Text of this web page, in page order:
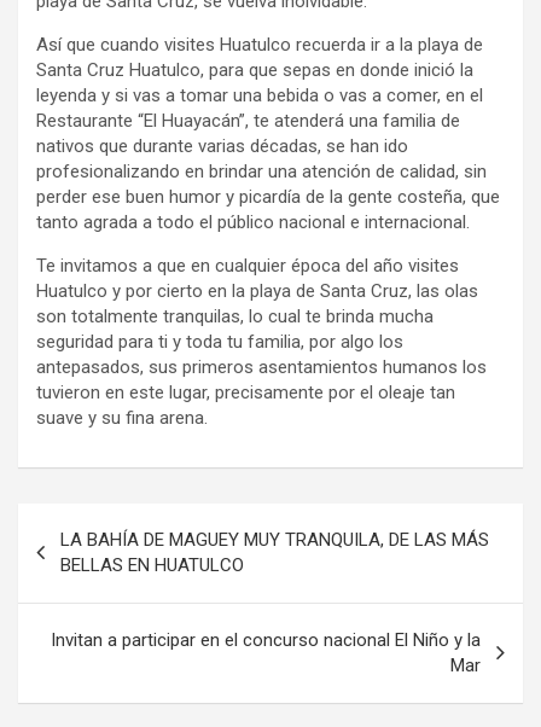
Así que cuando visites Huatulco recuerda ir a la playa de
Santa Cruz Huatulco, para que sepas en donde inició la
leyenda y si vas a tomar una bebida o vas a comer, en el
Restaurante “El Huayacán”, te atenderá una familia de
nativos que durante varias décadas, se han ido
profesionalizando en brindar una atención de calidad, sin
perder ese buen humor y picardía de la gente costeña, que
tanto agrada a todo el público nacional e internacional.
Te invitamos a que en cualquier época del año visites
Huatulco y por cierto en la playa de Santa Cruz, las olas
son totalmente tranquilas, lo cual te brinda mucha
seguridad para ti y toda tu familia, por algo los
antepasados, sus primeros asentamientos humanos los
tuvieron en este lugar, precisamente por el oleaje tan
suave y su fina arena.
Navegación
de
entradas
LA BAHÍA DE MAGUEY MUY TRANQUILA, DE LAS MÁS
BELLAS EN HUATULCO
Invitan a participar en el concurso nacional El Niño y la
Mar